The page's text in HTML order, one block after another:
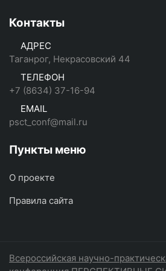
Контакты
АДРЕС
Таганрог, Некрасовский 44
ТЕЛЕФОН
+7 (8634) 37-16-94
EMAIL
psct_conf@mail.ru
Пункты меню
О проекте
Правила сайта
Всероссийская научно-